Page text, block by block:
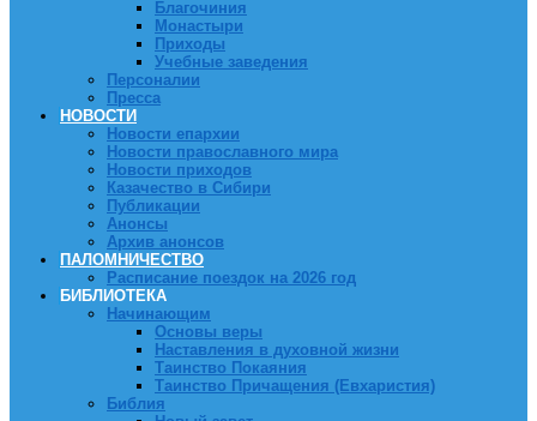
Благочиния
Монастыри
Приходы
Учебные заведения
Персоналии
Пресса
НОВОСТИ
Новости епархии
Новости православного мира
Новости приходов
Казачество в Сибири
Публикации
Анонсы
Архив анонсов
ПАЛОМНИЧЕСТВО
Расписание поездок на 2026 год
БИБЛИОТЕКА
Начинающим
Основы веры
Наставления в духовной жизни
Таинство Покаяния
Таинство Причащения (Евхаристия)
Библия